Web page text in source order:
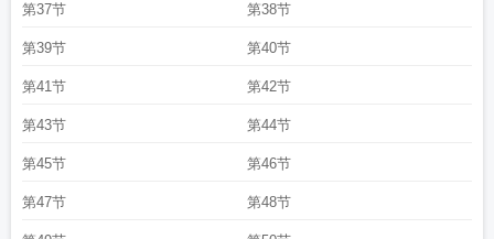
第37节 第38节
第39节 第40节
第41节 第42节
第43节 第44节
第45节 第46节
第47节 第48节